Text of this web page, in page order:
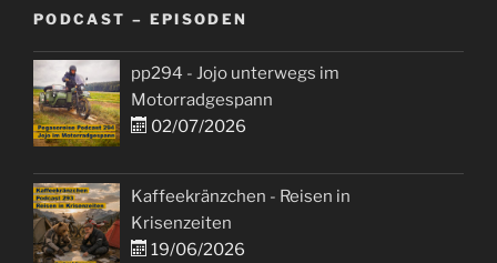
PODCAST – EPISODEN
pp294 - Jojo unterwegs im
Motorradgespann
02/07/2026
Kaffeekränzchen - Reisen in
Krisenzeiten
19/06/2026